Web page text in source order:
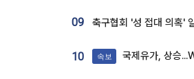
09
10 속보 국제유가, 상승